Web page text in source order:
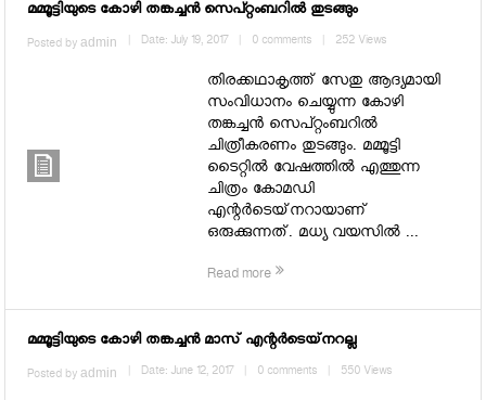
മമ്മൂട്ടിയുടെ കോഴി തങ്കച്ചന്‍ സെപ്റ്റംബറില്‍ തുടങ്ങും
Posted byadmin | Date: July 19, 2017 | 0 comments | 252 Views
തിരക്കഥാകൃത്ത് സേതു ആദ്യമായി
സംവിധാനം ചെയ്യുന്ന കോഴി
തങ്കച്ചന്‍ സെപ്റ്റംബറില്‍
ചിത്രീകരണം തുടങ്ങും. മമ്മൂട്ടി
ടൈറ്റില്‍ വേഷത്തില്‍ എത്തുന്ന
ചിത്രം കോമഡി
എന്റര്‍ടെയ്‌നറായാണ്
ഒരുക്കുന്നത്. മധ്യ വയസില്‍ ...
Read more
മമ്മൂട്ടിയുടെ കോഴി തങ്കച്ചന്‍ മാസ് എന്റര്‍ടെയ്‌നറല്ല
Posted byadmin | Date: June 12, 2017 | 0 comments | 550 Views